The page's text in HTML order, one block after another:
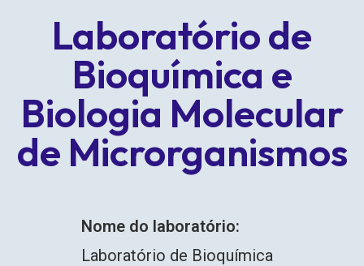
Laboratório de
Bioquímica e
Biologia Molecular
de Microrganismos
Nome do laboratório:
Laboratório de Bioquímica